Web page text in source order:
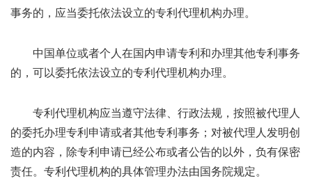
事务的，应当委托依法设立的专利代理机构办理。
中国单位或者个人在国内申请专利和办理其他专利事务
的，可以委托依法设立的专利代理机构办理。
专利代理机构应当遵守法律、行政法规，按照被代理人
的委托办理专利申请或者其他专利事务；对被代理人发明创
造的内容，除专利申请已经公布或者公告的以外，负有保密
责任。专利代理机构的具体管理办法由国务院规定。